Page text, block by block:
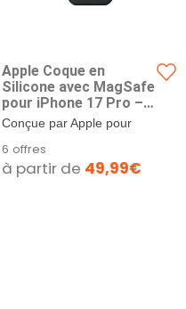
Apple Coque en
Silicone avec MagSafe
pour iPhone 17 Pro –
Noir ​​​​​​​
Conçue par Apple pour
la coque en...
6 offres
à partir de 49,99€